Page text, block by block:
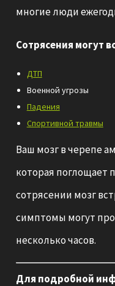
многие люди
Сотрясения могут
ДТП
Военной угрозы
Падения
Спортивной травмы
Ваш мозг в черепе
которая поглощает
сотрясении мозг
симптомы могут
несколько часов.
Для подробной